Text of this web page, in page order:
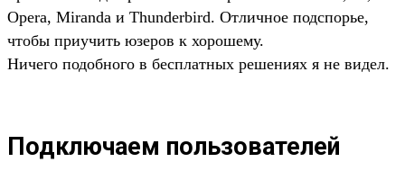
Opera, Miranda и Thunderbird. Отличное подспорье,
чтобы приучить юзеров к хорошему.
Ничего подобного в бесплатных решениях я не видел.
Подключаем пользователей